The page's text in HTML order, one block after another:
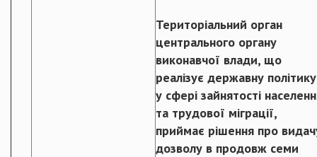
Територіальний орган
центрального органу
виконавчої влади, що
реалізує державну політику
у сфері зайнятості
та трудової міграції,
приймає рішення про
дозволу в продовж семи